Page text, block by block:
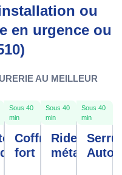
ou
en urgence ou
AU MEILLEUR
Sous 40
min
Coffre
fort
Sous 40
min
Rideau
métallique
Sous 40
min